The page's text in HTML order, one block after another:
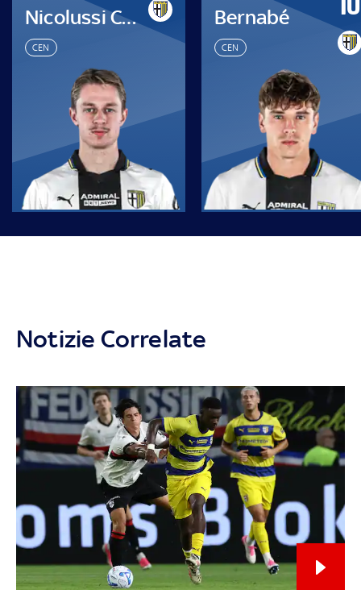
Nicolussi Caviglia
CEN
Bernabé
CEN
Notizie Correlate